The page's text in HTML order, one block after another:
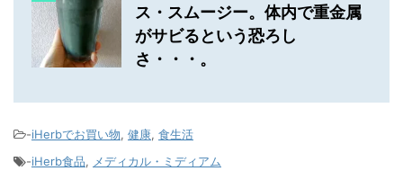
ス・スムージー。体内で重金属
がサビるという恐ろし
さ・・・。
-iHerbでお買い物, 健康, 食生活
-iHerb食品, メディカル・ミディアム